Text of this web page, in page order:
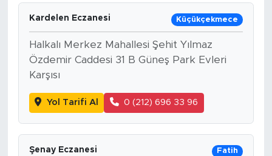
Kardelen Eczanesi Küçükçekmece
Halkalı Merkez Mahallesi Şehit Yılmaz
Özdemir Caddesi 31 B Güneş Park Evleri
Karşısı
Yol Tarifi Al 0 (212) 696 33 96
Şenay Eczanesi Fatih